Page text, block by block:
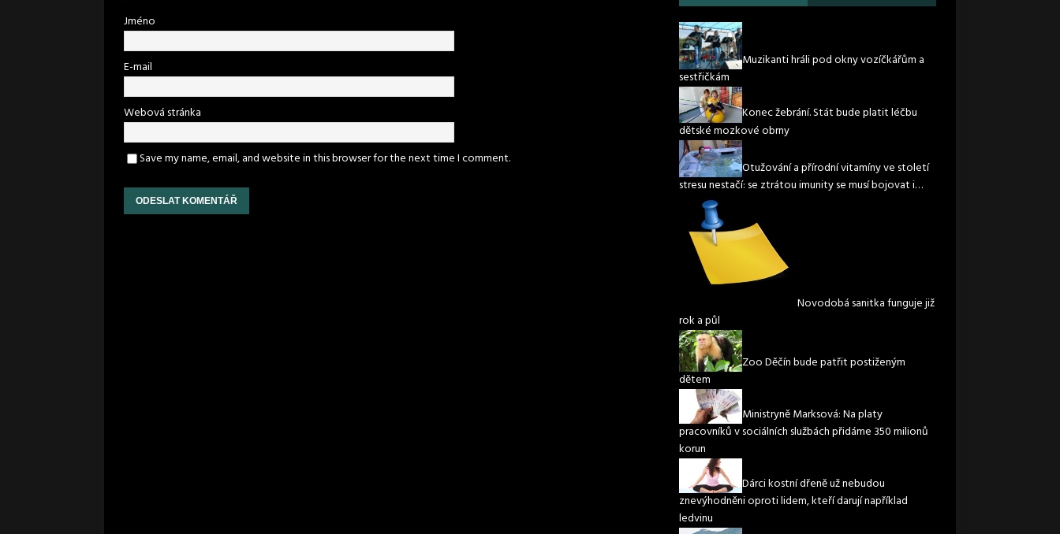
Jméno
E-mail
Webová stránka
Save my name, email, and website in this browser for the next time I comment.
Muzikanti hráli pod okny vozíčkářům a
sestřičkám
Konec žebrání. Stát bude platit léčbu
dětské mozkové obrny
Otužování a přírodní vitamíny ve století
stresu nestačí: se ztrátou imunity se musí bojovat i…
Novodobá sanitka funguje již
rok a půl
Zoo Děčín bude patřit postiženým
dětem
Ministryně Marksová: Na platy
pracovníků v sociálních službách přidáme 350 milionů
korun
Dárci kostní dřeně už nebudou
znevýhodněni oproti lidem, kteří darují například
ledvinu